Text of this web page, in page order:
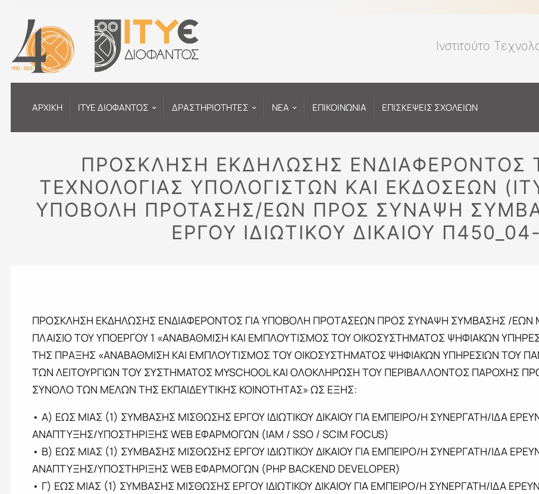
περιεχόμενο
Ινστιτούτο
ΑΡΧΙΚΗ ΙΤΥΕ ΔΙΟΦΑΝΤΟΣ ΔΡΑΣΤΗΡΙΟΤΗΤΕΣ ΝΕΑ ΕΠΙΚΟΙΝΩΝΙΑ ΕΠΙΣΚΕΨΕΙΣ ΣΧΟΛΕΙΩΝ
ΠΡΟΣΚΛΗΣΗ ΕΚΔΗΛΩΣΗΣ ΕΝΔΙΑΦΕΡΟΝΤΟΣ
ΤΕΧΝΟΛΟΓΙΑΣ ΥΠΟΛΟΓΙΣΤΩΝ ΚΑΙ ΕΚΔΟΣΕΩΝ
ΥΠΟΒΟΛΗ ΠΡΟΤΑΣΗΣ/ΕΩΝ ΠΡΟΣ ΣΥΝΑΨΗ
ΕΡΓΟΥ ΙΔΙΩΤΙΚΟΥ ΔΙΚΑΙΟΥ
ΠΡΟΣΚΛΗΣΗ ΕΚΔΗΛΩΣΗΣ ΕΝΔΙΑΦΕΡΟΝΤΟΣ ΓΙΑ ΥΠΟΒΟΛΗ ΠΡΟΤΑΣΕΩΝ ΠΡΟΣ ΣΥΝΑΨΗ ΣΥΜΒΑΣΗΣ /ΕΩΝ
ΠΛΑΙΣΙΟ ΤΟΥ ΥΠΟΕΡΓΟΥ 1 «ΑΝΑΒΑΘΜΙΣΗ ΚΑΙ ΕΜΠΛΟΥΤΙΣΜΟΣ ΤΟΥ ΟΙΚΟΣΥΣΤΗΜΑΤΟΣ ΨΗΦΙΑΚΩΝ
ΤΗΣ ΠΡΑΞΗΣ «ΑΝΑΒΑΘΜΙΣΗ ΚΑΙ ΕΜΠΛΟΥΤΙΣΜΟΣ ΤΟΥ ΟΙΚΟΣΥΣΤΗΜΑΤΟΣ ΨΗΦΙΑΚΩΝ ΥΠΗΡΕΣΙΩΝ ΤΟΥ
ΤΩΝ ΛΕΙΤΟΥΡΓΙΩΝ ΤΟΥ ΣΥΣΤΗΜΑΤΟΣ MYSCHOOL ΚΑΙ ΟΛΟΚΛΗΡΩΣΗ ΤΟΥ ΠΕΡΙΒΑΛΛΟΝΤΟΣ ΠΑΡΟΧΗΣ
ΣΥΝΟΛΟ ΤΩΝ ΜΕΛΩΝ ΤΗΣ ΕΚΠΑΙΔΕΥΤΙΚΗΣ ΚΟΙΝΟΤΗΤΑΣ» ΩΣ ΕΞΗΣ:
• Α) ΕΩΣ ΜΙΑΣ (1) ΣΥΜΒΑΣHΣ ΜΙΣΘΩΣHΣ ΕΡΓΟΥ ΙΔΙΩΤΙΚΟΥ ΔΙΚΑΙΟΥ ΓΙΑ ΕΜΠΕΙΡΟ/Η ΣΥΝΕΡΓΑΤΗ/ΙΔΑ
ΑΝΑΠΤΥΞΗΣ/ΥΠΟΣΤΗΡΙΞΗΣ WEB ΕΦΑΡΜΟΓΩΝ (IAM / SSO / SCIM FOCUS)
• Β) ΕΩΣ ΜΙΑΣ (1) ΣΥΜΒΑΣHΣ ΜΙΣΘΩΣHΣ ΕΡΓΟΥ ΙΔΙΩΤΙΚΟΥ ΔΙΚΑΙΟΥ ΓΙΑ ΕΜΠΕΙΡΟ/Η ΣΥΝΕΡΓΑΤΗ/ΙΔΑ
ΑΝΑΠΤΥΞΗΣ/ΥΠΟΣΤΗΡΙΞΗΣ WEB ΕΦΑΡΜΟΓΩΝ (PHP BACKEND DEVELOPER)
• Γ) ΕΩΣ ΜΙΑΣ (1) ΣΥΜΒΑΣHΣ ΜΙΣΘΩΣHΣ ΕΡΓΟΥ ΙΔΙΩΤΙΚΟΥ ΔΙΚΑΙΟΥ ΓΙΑ ΕΜΠΕΙΡΟ/Η ΣΥΝΕΡΓΑΤΗ/ΙΔΑ